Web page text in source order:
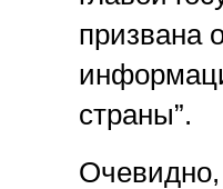
призвана
страны”.